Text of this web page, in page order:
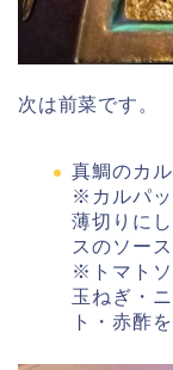
次は前菜です。
真鯛のカ
※カルパッ
薄切りに
スのソー
※トマトソ
玉ねぎ・
ト・赤酢